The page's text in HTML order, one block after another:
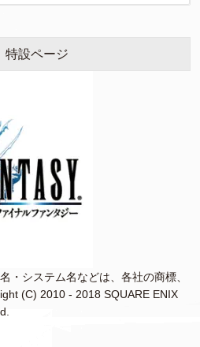
特設ページ
・システム名などは、各社の商標、
(C) 2010 - 2018 SQUARE ENIX